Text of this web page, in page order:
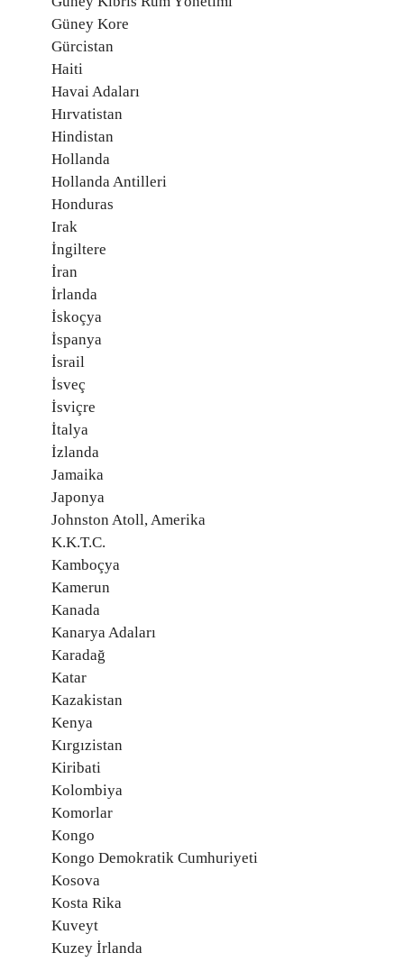
Güney Kore
Gürcistan
Haiti
Havai Adaları
Hırvatistan
Hindistan
Hollanda
Hollanda Antilleri
Honduras
Irak
İngiltere
İran
İrlanda
İskoçya
İspanya
İsrail
İsveç
İsviçre
İtalya
İzlanda
Jamaika
Japonya
Johnston Atoll, Amerika
K.K.T.C.
Kamboçya
Kamerun
Kanada
Kanarya Adaları
Karadağ
Katar
Kazakistan
Kenya
Kırgızistan
Kiribati
Kolombiya
Komorlar
Kongo
Kongo Demokratik Cumhuriyeti
Kosova
Kosta Rika
Kuveyt
Kuzey İrlanda